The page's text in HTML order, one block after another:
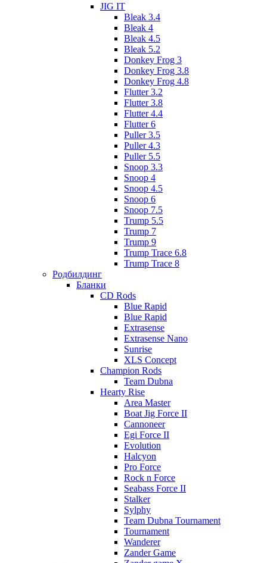
JIG IT
Bleak 3.4
Bleak 4
Bleak 4.5
Bleak 5.2
Donkey Frog 3
Donkey Frog 3.8
Donkey Frog 4.8
Flutter 3.2
Flutter 3.8
Flutter 4.4
Flutter 6
Puller 3.5
Puller 4.3
Puller 5.5
Snoop 3.3
Snoop 4
Snoop 4.5
Snoop 6
Snoop 7.5
Trump 5.5
Trump 7
Trump 9
Trump Trace 6.8
Trump Trace 8
Родбилдинг
Бланки
CD Rods
Blue Rapid
Blue Rapid
Extrasense
Extrasense Nano
Sunrise
XLS Concept
Champion Rods
Team Dubna
Hearty Rise
Area Master
Boat Jig Force II
Cannoneer
Egi Force II
Evolution
Halcyon
Pro Force
Rock n Force
Seabass Force II
Stalker
Sylphy
Team Dubna Tournament
Tournament
Wanderer
Zander Game